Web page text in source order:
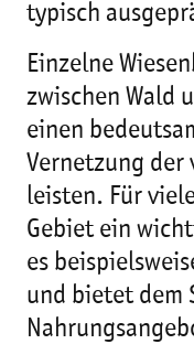
typisch
Einzelne
zwischen Wald
einen
Vernetzung der
leisten. Für
Gebiet ein
es
und bietet dem